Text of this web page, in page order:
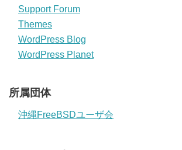
Support Forum
Themes
WordPress Blog
WordPress Planet
所属団体
沖縄FreeBSDユーザ会